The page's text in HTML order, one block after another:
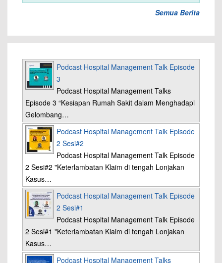
Semua Berita
Podcast Hospital Management Talk Episode
3
Podcast Hospital Management Talks
Episode 3 “Kesiapan Rumah Sakit dalam Menghadapi
Gelombang…
Podcast Hospital Management Talk Episode
2 Sesi#2
Podcast Hospital Management Talk Episode
2 Sesi#2 "Keterlambatan Klaim di tengah Lonjakan
Kasus…
Podcast Hospital Management Talk Episode
2 Sesi#1
Podcast Hospital Management Talk Episode
2 Sesi#1 "Keterlambatan Klaim di tengah Lonjakan
Kasus…
Podcast Hospital Management Talks